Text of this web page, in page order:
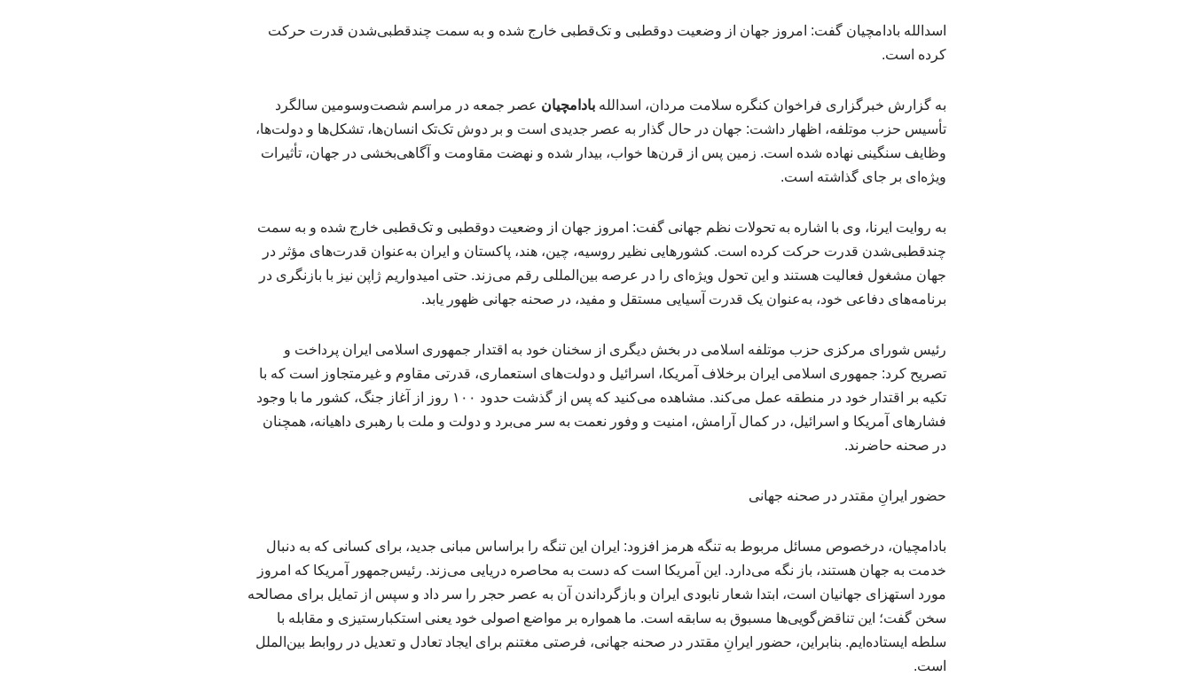
اسدالله بادامچیان گفت: امروز جهان از وضعیت دوقطبی و تک‌قطبی خارج شده و به سمت چندقطبی‌شدن قدرت حرکت
کرده است.
به گزارش خبرگزاری فراخوان کنگره سلامت مردان، اسداللهبادامچیان عصر جمعه در مراسم شصت‌وسومین سالگرد
تأسیس حزب موتلفه، اظهار داشت: جهان در حال گذار به عصر جدیدی است و بر دوش تک‌تک انسان‌ها، تشکل‌ها و دولت‌ها،
وظایف سنگینی نهاده شده است. زمین پس از قرن‌ها خواب، بیدار شده و نهضت مقاومت و آگاهی‌بخشی در جهان، تأثیرات
ویژه‌ای بر جای گذاشته است.
به روایت ایرنا، وی با اشاره به تحولات نظم جهانی گفت: امروز جهان از وضعیت دوقطبی و تک‌قطبی خارج شده و به سمت
چندقطبی‌شدن قدرت حرکت کرده است. کشورهایی نظیر روسیه، چین، هند، پاکستان و ایران به‌عنوان قدرت‌های مؤثر در
جهان مشغول فعالیت هستند و این تحول ویژه‌ای را در عرصه بین‌المللی رقم می‌زند. حتی امیدواریم ژاپن نیز با بازنگری در
برنامه‌های دفاعی خود، به‌عنوان یک قدرت آسیایی مستقل و مفید، در صحنه جهانی ظهور یابد.
رئیس شورای مرکزی حزب موتلفه اسلامی در بخش دیگری از سخنان خود به اقتدار جمهوری اسلامی ایران پرداخت و
تصریح کرد: جمهوری اسلامی ایران برخلاف آمریکا، اسرائیل و دولت‌های استعماری، قدرتی مقاوم و غیرمتجاوز است که با
تکیه بر اقتدار خود در منطقه عمل می‌کند. مشاهده می‌کنید که پس از گذشت حدود ۱۰۰ روز از آغاز جنگ، کشور ما با وجود
فشارهای آمریکا و اسرائیل، در کمال آرامش، امنیت و وفور نعمت به سر می‌برد و دولت و ملت با رهبری داهیانه، همچنان
در صحنه حاضرند.
حضور ایرانِ مقتدر در صحنه جهانی
بادامچیان، درخصوص مسائل مربوط به تنگه هرمز افزود: ایران این تنگه را براساس مبانی جدید، برای کسانی که به دنبال
خدمت به جهان هستند، باز نگه می‌دارد. این آمریکا است که دست به محاصره دریایی می‌زند. رئیس‌جمهور آمریکا که امروز
مورد استهزای جهانیان است، ابتدا شعار نابودی ایران و بازگرداندن آن به عصر حجر را سر داد و سپس از تمایل برای مصالحه
سخن گفت؛ این تناقض‌گویی‌ها مسبوق به سابقه است. ما همواره بر مواضع اصولی خود یعنی استکبارستیزی و مقابله با
سلطه ایستاده‌ایم. بنابراین، حضور ایرانِ مقتدر در صحنه جهانی، فرصتی مغتنم برای ایجاد تعادل و تعدیل در روابط بین‌الملل
است.